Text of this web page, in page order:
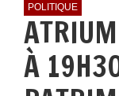
POLITIQUE
À